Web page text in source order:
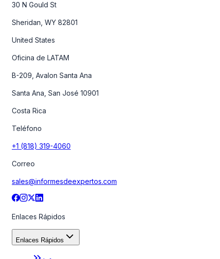
30 N Gould St
Sheridan, WY 82801
United States
Oficina de LATAM
B-209, Avalon Santa Ana
Santa Ana, San José 10901
Costa Rica
Teléfono
+1 (818) 319-4060
Correo
sales@informesdeexpertos.com
Enlaces Rápidos
Enlaces Rápidos